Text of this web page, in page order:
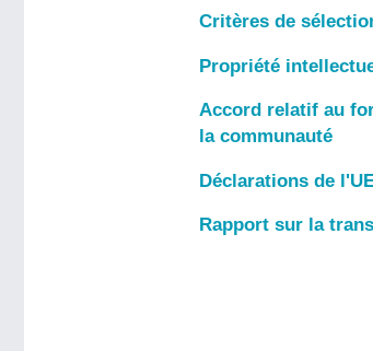
Critères de
Propriété
Accord relatif au
la communauté
Déclarations de
Rapport sur la